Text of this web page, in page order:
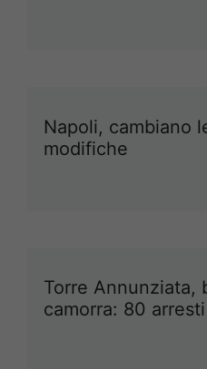
Napoli, cambiano
modifiche
Torre Annunziata,
camorra: 80 arresti